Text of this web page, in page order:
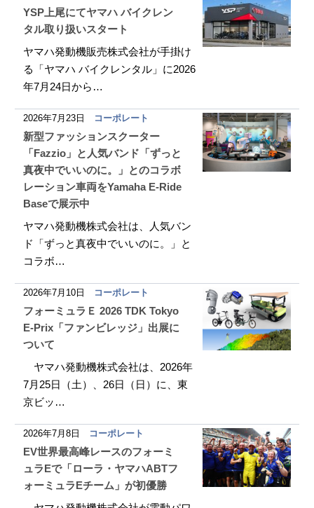
YSP上尾にてヤマハ バイクレン
タル取り扱いスタート
ヤマハ発動機販売株式会社が手掛け
る「ヤマハ バイクレンタル」に2026
年7月24日から…
2026年7月23日 コーポレート
新型ファッションスクーター
「Fazzio」と人気バンド「ずっと
真夜中でいいのに。」とのコラボ
レーション車両をYamaha E-Ride
Baseで展示中
ヤマハ発動機株式会社は、人気バン
ド「ずっと真夜中でいいのに。」と
コラボ…
2026年7月10日 コーポレート
フォーミュラＥ 2026 TDK Tokyo
E-Prix「ファンビレッジ」出展に
ついて
ヤマハ発動機株式会社は、2026年
7月25日（土）、26日（日）に、東
京ビッ…
2026年7月8日 コーポレート
EV世界最高峰レースのフォーミ
ュラEで「ローラ・ヤマハABTフ
ォーミュラEチーム」が初優勝